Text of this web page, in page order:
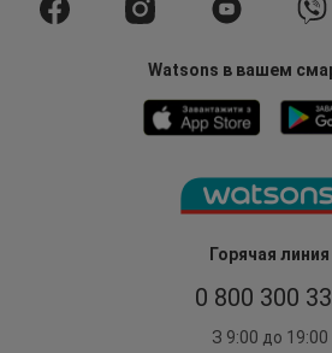
Горячая линия
0 800 300
З 9:00 до 19:00
Watsons в вашем